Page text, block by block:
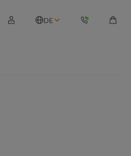
DE